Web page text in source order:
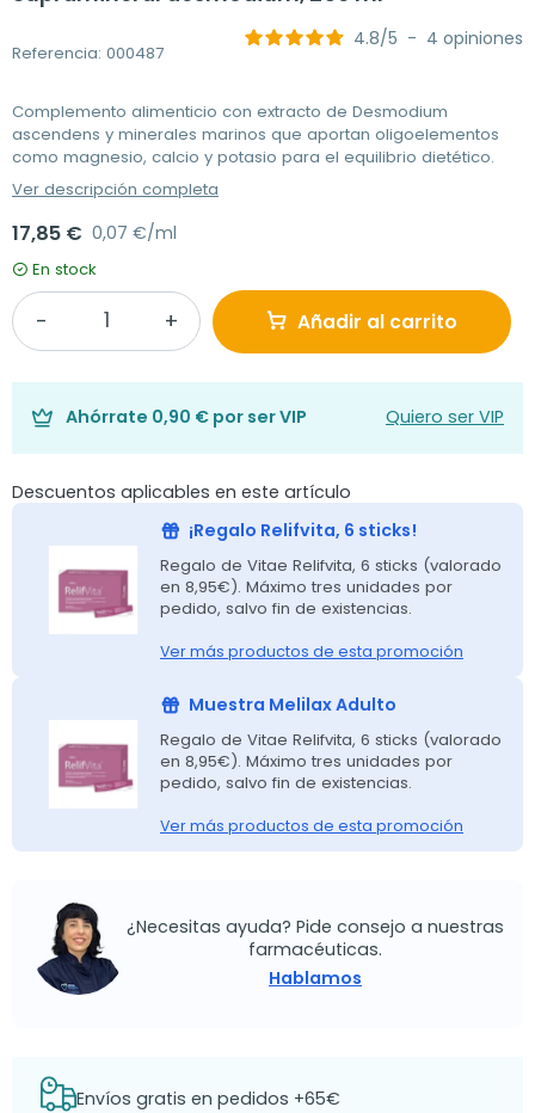
Referencia: 000487
4.8/5 - 4 opiniones
Complemento alimenticio con extracto de Desmodium
ascendens y minerales marinos que aportan oligoelementos
como magnesio, calcio y potasio para el equilibrio dietético.
Ver descripción completa
17,85 € 0,07 €/ml
En stock
Añadir al carrito
Ahórrate 0,90 € por ser VIP Quiero ser VIP
Descuentos aplicables en este artículo
¡Regalo Relifvita, 6 sticks!
Regalo de Vitae Relifvita, 6 sticks (valorado
en 8,95€). Máximo tres unidades por
pedido, salvo fin de existencias.
Ver más productos de esta promoción
Muestra Melilax Adulto
Regalo de Vitae Relifvita, 6 sticks (valorado
en 8,95€). Máximo tres unidades por
pedido, salvo fin de existencias.
Ver más productos de esta promoción
¿Necesitas ayuda? Pide consejo a nuestras
farmacéuticas.
Hablamos
Envíos gratis en pedidos +65€